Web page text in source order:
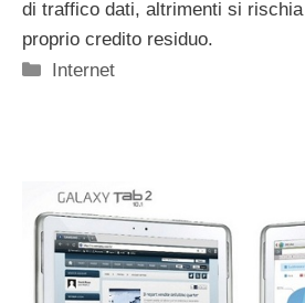
di traffico dati, altrimenti si
proprio credito residuo.
Categorie
Internet